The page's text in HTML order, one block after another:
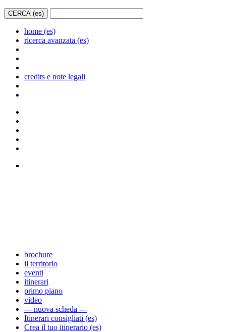
home (es)
ricerca avanzata (es)
credits e note legali
brochure
il territorio
eventi
itinerari
primo piano
video
--- nuova scheda ---
Itinerari consigliati (es)
Crea il tuo itinerario (es)